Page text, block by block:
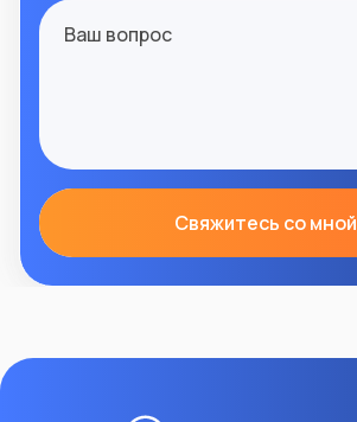
Свяжитесь со мной